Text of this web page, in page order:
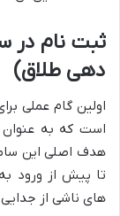
ثبت نام در
دهی طلاق)
اولین گام عملی
است که به
هدف اصلی این
تا پیش از ورود
های ناشی از جدایی